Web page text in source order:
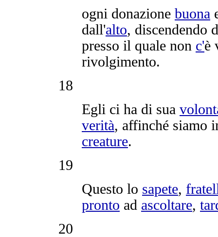
ogni donazione buona
dall'alto, discendendo
presso il quale non c'è
rivolgimento.
18
Egli ci ha di sua
verità, affinché siamo
creature.
19
Questo lo sapete,
pronto ad ascoltare,
20